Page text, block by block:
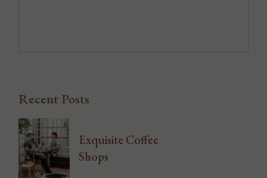
Recent Posts
Exquisite Coffee
Shops